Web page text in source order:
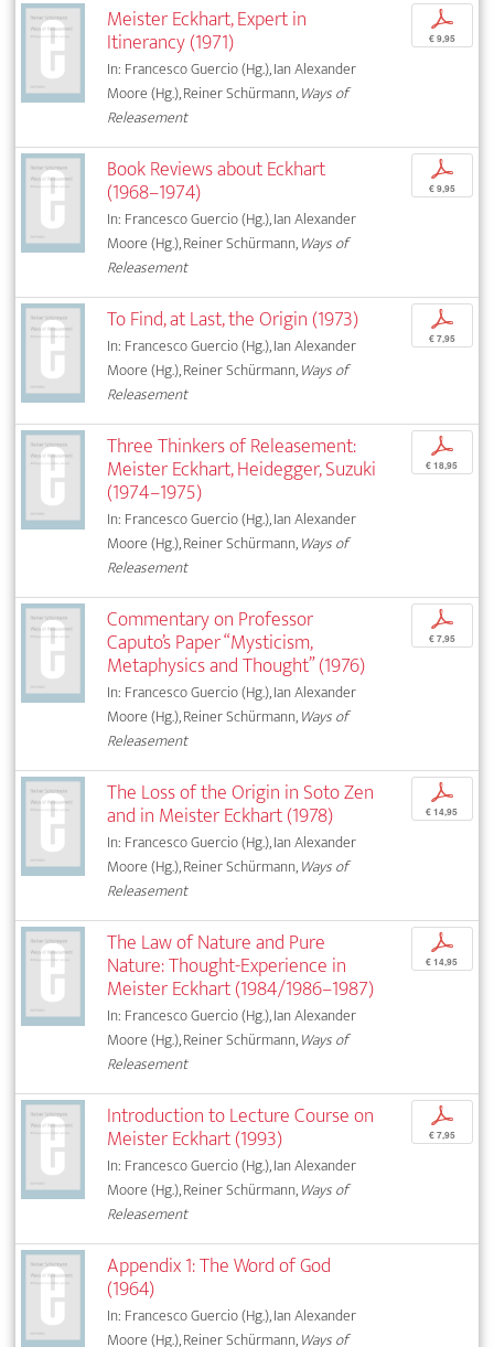
Meister Eckhart, Expert in
Itinerancy (1971)
In: Francesco Guercio (Hg.), Ian Alexander
Moore (Hg.), Reiner Schürmann,Ways of
Releasement
p
€ 9,95
Book Reviews about Eckhart
(1968–1974)
In: Francesco Guercio (Hg.), Ian Alexander
Moore (Hg.), Reiner Schürmann,Ways of
Releasement
p
€ 9,95
To Find, at Last, the Origin (1973)
In: Francesco Guercio (Hg.), Ian Alexander
Moore (Hg.), Reiner Schürmann,Ways of
Releasement
p
€ 7,95
Three Thinkers of Releasement:
Meister Eckhart, Heidegger, Suzuki
(1974–1975)
In: Francesco Guercio (Hg.), Ian Alexander
Moore (Hg.), Reiner Schürmann,Ways of
Releasement
p
€ 18,95
Commentary on Professor
Caputo’s Paper “Mysticism,
Metaphysics and Thought” (1976)
In: Francesco Guercio (Hg.), Ian Alexander
Moore (Hg.), Reiner Schürmann,Ways of
Releasement
p
€ 7,95
The Loss of the Origin in Soto Zen
and in Meister Eckhart (1978)
In: Francesco Guercio (Hg.), Ian Alexander
Moore (Hg.), Reiner Schürmann,Ways of
Releasement
p
€ 14,95
The Law of Nature and Pure
Nature: Thought-Experience in
Meister Eckhart (1984/1986–1987)
In: Francesco Guercio (Hg.), Ian Alexander
Moore (Hg.), Reiner Schürmann,Ways of
Releasement
p
€ 14,95
Introduction to Lecture Course on
Meister Eckhart (1993)
In: Francesco Guercio (Hg.), Ian Alexander
Moore (Hg.), Reiner Schürmann,Ways of
Releasement
p
€ 7,95
Appendix 1: The Word of God
(1964)
In: Francesco Guercio (Hg.), Ian Alexander
Moore (Hg.), Reiner Schürmann,Ways of